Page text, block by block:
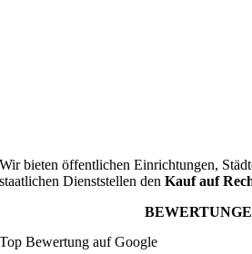
Wir bieten öffentlichen Einrichtungen,
staatlichen Dienststellen denKauf auf
Top Bewertung auf Google